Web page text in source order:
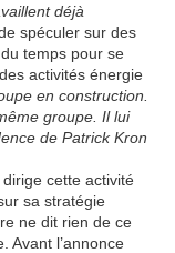
déjà
spéculer sur des
temps pour se
activités énergie
en construction.
groupe. Il lui
de Patrick Kron
cette activité
sa stratégie
ne dit rien de ce
Avant l’annonce